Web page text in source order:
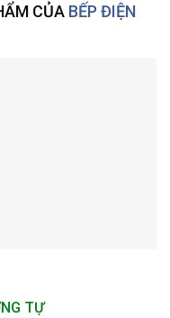
CỦA BẾP ĐIỆN
TỰ